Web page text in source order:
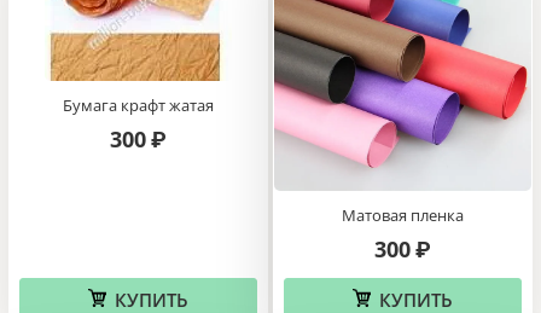
Бумага крафт жатая
300₽
КУПИТЬ
Матовая пленка
300₽
КУПИТЬ